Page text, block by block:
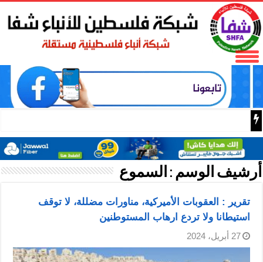
أرشيف الوسم : السموع
تقرير : العقوبات الأميركية، مناورات مضللة، لا توقف
استيطانا ولا تردع ارهاب المستوطنين
27 أبريل، 2024